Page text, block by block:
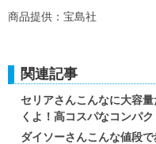
商品提供：宝島社
関連記事
セリアさんこんなに大容
くよ！高コスパなコンパ
ダイソーさんこんな値段